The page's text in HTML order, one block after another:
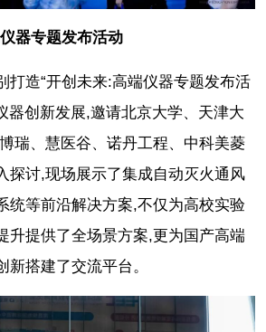
器专题发布活动
打造“开创未来:高端仪器专题发布活
器创新发展,邀请北京大学、天津大
瑞、慧医谷、诺丹工程、中科美菱
探讨,现场展示了集成自动灭火通风
统等前沿解决方案,不仅为高校实验
升提供了全场景方案,更为国产高端
搭建了交流平台。